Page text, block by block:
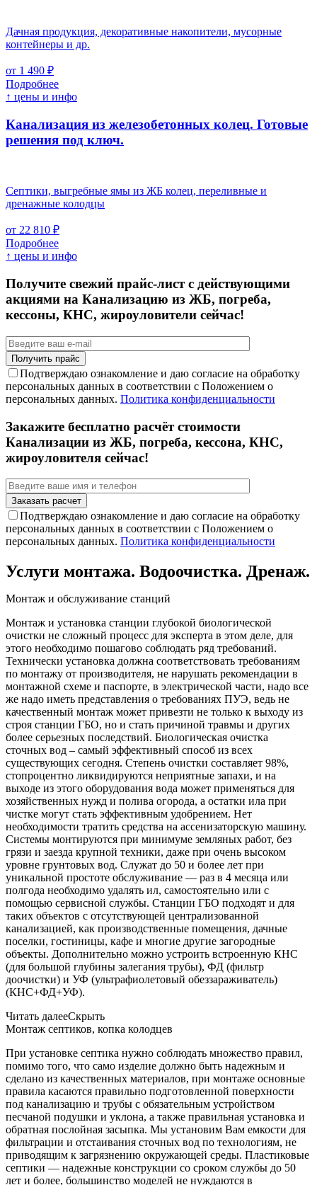
Дачная продукция, декоративные накопители, мусорные
контейнеры и др.
от 1 490 ₽
Подробнее
↑ цены и инфо
Канализация из железобетонных колец. Готовые
решения под ключ.
Септики, выгребные ямы из ЖБ колец, переливные и
дренажные колодцы
от 22 810 ₽
Подробнее
↑ цены и инфо
Получите свежий прайс-лист с действующими
акциями на Канализацию из ЖБ, погреба,
кессоны, КНС, жироуловители сейчас!
Подтверждаю ознакомление и даю согласие на обработку
персональных данных в соответствии с Положением о
персональных данных. Политика конфиденциальности
Закажите бесплатно расчёт стоимости
Канализации из ЖБ, погреба, кессона, КНС,
жироуловителя сейчас!
Подтверждаю ознакомление и даю согласие на обработку
персональных данных в соответствии с Положением о
персональных данных. Политика конфиденциальности
Услуги монтажа. Водоочистка. Дренаж.
Монтаж и обслуживание станций
Монтаж и установка станции глубокой биологической
очистки не сложный процесс для эксперта в этом деле, для
этого необходимо пошагово соблюдать ряд требований.
Технически установка должна соответствовать требованиям
по монтажу от производителя, не нарушать рекомендации в
монтажной схеме и паспорте, в электрической части, надо все
же надо иметь представления о требованиях ПУЭ, ведь не
качественный монтаж может привезти не только к выходу из
строя станции ГБО, но и стать причиной травмы и других
более серьезных последствий. Биологическая очистка
сточных вод – самый эффективный способ из всех
существующих сегодня. Степень очистки составляет 98%,
стопроцентно ликвидируются неприятные запахи, и на
выходе из этого оборудования вода может применяться для
хозяйственных нужд и полива огорода, а остатки ила при
чистке могут стать эффективным удобрением. Нет
необходимости тратить средства на ассенизаторскую машину.
Системы монтируются при минимуме земляных работ, без
грязи и заезда крупной техники, даже при очень высоком
уровне грунтовых вод. Служат до 50 и более лет при
уникальной простоте обслуживание — раз в 4 месяца или
полгода необходимо удалять ил, самостоятельно или с
помощью сервисной службы. Станции ГБО подходят и для
таких объектов с отсутствующей централизованной
канализацией, как производственные помещения, дачные
поселки, гостиницы, кафе и многие другие загородные
объекты. Дополнительно можно устроить встроенную КНС
(для большой глубины залегания трубы), ФД (фильтр
доочистки) и УФ (ультрафиолетовый обеззараживатель)
(КНС+ФД+УФ).
Читать далееСкрыть
Монтаж септиков, копка колодцев
При установке септика нужно соблюдать множество правил,
помимо того, что само изделие должно быть надежным и
сделано из качественных материалов, при монтаже основные
правила касаются правильно подготовленной поверхности
под канализацию и трубы с обязательным устройством
песчаной подушки и уклона, а также правильная установка и
обратная послойная засыпка. Мы установим Вам емкости для
фильтрации и отстаивания сточных вод по технологиям, не
приводящим к загрязнению окружающей среды. Пластиковые
септики — надежные конструкции со сроком службы до 50
лет и более, большинство моделей не нуждаются в